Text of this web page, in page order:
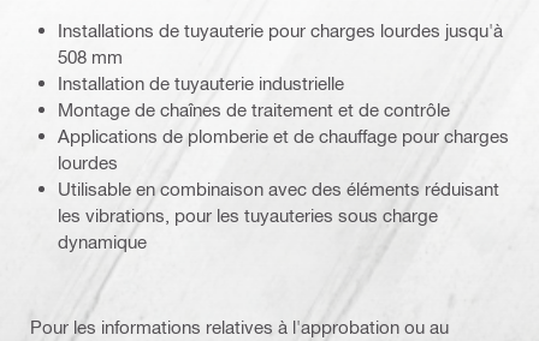
Installations de tuyauterie pour charges lourdes jusqu'à
508 mm
Installation de tuyauterie industrielle
Montage de chaînes de traitement et de contrôle
Applications de plomberie et de chauffage pour charges
lourdes
Utilisable en combinaison avec des éléments réduisant
les vibrations, pour les tuyauteries sous charge
dynamique
Pour les informations relatives à l'approbation ou au